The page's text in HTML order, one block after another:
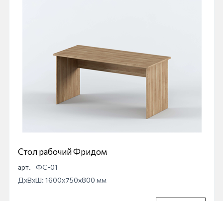
Стол рабочий Фридом
арт.
ФС-01
ДхВхШ: 1600x750x800 мм